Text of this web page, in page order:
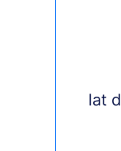
lat